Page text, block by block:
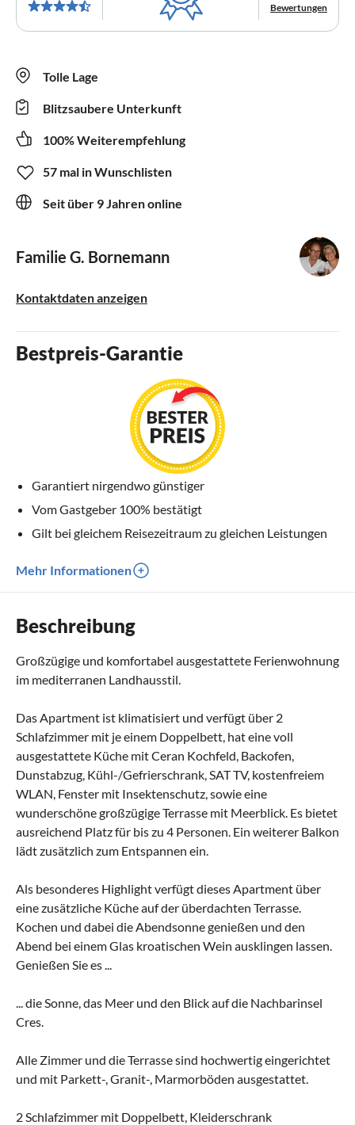
Bewertungen
Tolle Lage
Blitzsaubere Unterkunft
100% Weiterempfehlung
57 mal in Wunschlisten
Seit über 9 Jahren online
Familie G. Bornemann
Kontaktdaten anzeigen
Bestpreis-Garantie
Garantiert nirgendwo günstiger
Vom Gastgeber 100% bestätigt
Gilt bei gleichem Reisezeitraum zu gleichen Leistungen
Mehr Informationen
Beschreibung
Großzügige und komfortabel ausgestattete Ferienwohnung
im mediterranen Landhausstil.
Das Apartment ist klimatisiert und verfügt über 2
Schlafzimmer mit je einem Doppelbett, hat eine voll
ausgestattete Küche mit Ceran Kochfeld, Backofen,
Dunstabzug, Kühl-/Gefrierschrank, SAT TV, kostenfreiem
WLAN, Fenster mit Insektenschutz, sowie eine
wunderschöne großzügige Terrasse mit Meerblick. Es bietet
ausreichend Platz für bis zu 4 Personen. Ein weiterer Balkon
lädt zusätzlich zum Entspannen ein.
Als besonderes Highlight verfügt dieses Apartment über
eine zusätzliche Küche auf der überdachten Terrasse.
Kochen und dabei die Abendsonne genießen und den
Abend bei einem Glas kroatischen Wein ausklingen lassen.
Genießen Sie es ...
... die Sonne, das Meer und den Blick auf die Nachbarinsel
Cres.
Alle Zimmer und die Terrasse sind hochwertig eingerichtet
und mit Parkett-, Granit-, Marmorböden ausgestattet.
2 Schlafzimmer mit Doppelbett, Kleiderschrank